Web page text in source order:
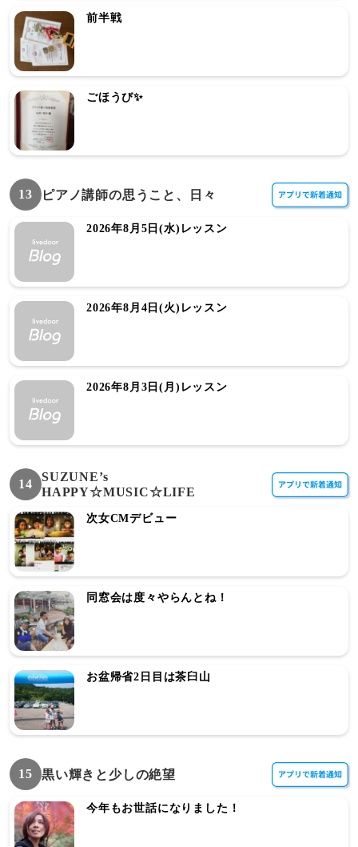
前半戦
ごほうび✨
13 ピアノ講師の思うこと、日々
2026年8月5日(水)レッスン
2026年8月4日(火)レッスン
2026年8月3日(月)レッスン
14
SUZUNE’s
HAPPY☆MUSIC☆LIFE
次女CMデビュー
同窓会は度々やらんとね！
お盆帰省2日目は茶臼山
15 黒い輝きと少しの絶望
今年もお世話になりました！